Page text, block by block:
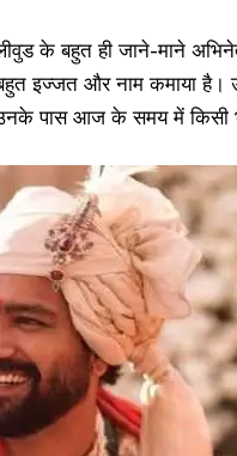
के बहुत ही जाने-माने
इज्जत और नाम कमाया है।
पास आज के समय में किसी